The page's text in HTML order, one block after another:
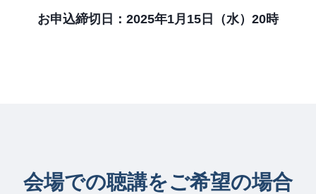
お申込締切日：2025年1月15日（水）20時
会場での聴講をご希望の場合